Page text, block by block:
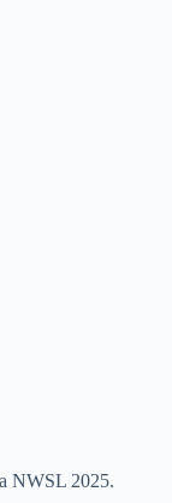
NWSL 2025.